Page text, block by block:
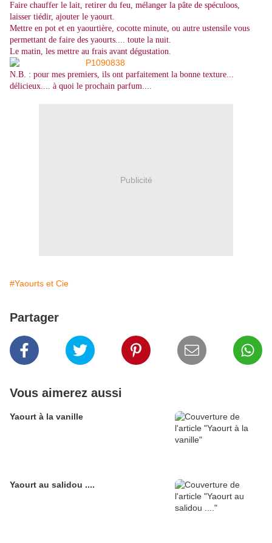
Faire chauffer le lait, retirer du feu, mélanger la pâte de spéculoos,
laisser tiédir, ajouter le yaourt.
Mettre en pot et en yaourtière, cocotte minute, ou autre ustensile vous
permettant de faire des yaourts.... toute la nuit.
Le matin, les mettre au frais avant dégustation.
N.B. : pour mes premiers, ils ont parfaitement la bonne texture...
délicieux.... à quoi le prochain parfum....
Publicité
#Yaourts et Cie
Partager
Vous aimerez aussi
Yaourt à la vanille
Yaourt au salidou ....